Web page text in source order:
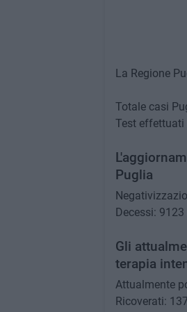
La Regione
Totale casi
Test effettuati
Puglia
Decessi:
Gli
terapia
Attualmente
Ricoverati: